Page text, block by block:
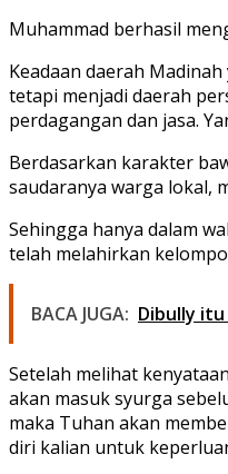
Muhammad berhasil
Keadaan daerah
tetapi menjadi daerah
perdagangan dan jasa.
Berdasarkan karakter
saudaranya warga lokal,
Sehingga hanya dalam
telah melahirkan
BACA JUGA: Dibully itu
Setelah melihat
akan masuk syurga
maka Tuhan akan
diri kalian untuk